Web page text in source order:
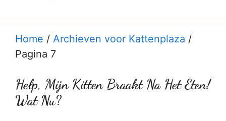
Home / Archieven voor Kattenplaza /
Pagina 7
Help, Mijn Kitten Braakt Na Het Eten!
Wat Nu?